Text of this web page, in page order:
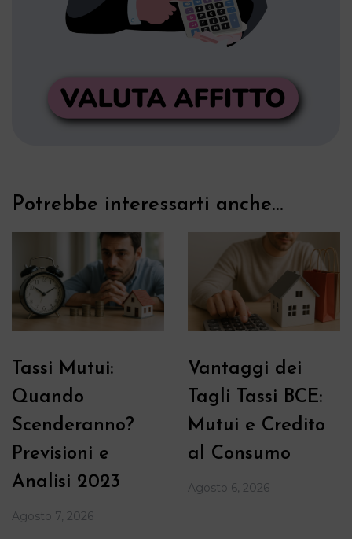
Potrebbe interessarti anche...
Tassi Mutui:
Quando
Scenderanno?
Previsioni e
Analisi 2023
Agosto 7, 2026
Vantaggi dei
Tagli Tassi BCE:
Mutui e Credito
al Consumo
Agosto 6, 2026